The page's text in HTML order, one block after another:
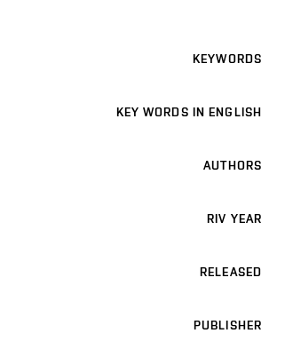
KEYWORDS
KEY WORDS IN ENGLISH
AUTHORS
RIV YEAR
RELEASED
PUBLISHER